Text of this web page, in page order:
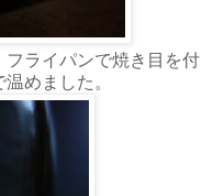
ライパンで焼き目を付
めました。